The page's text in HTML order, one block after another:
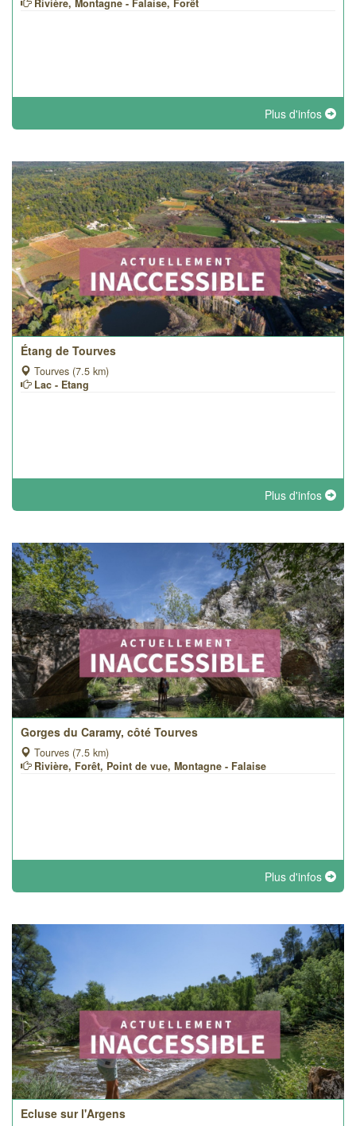
Rivière, Montagne - Falaise, Forêt
Plus d'infos
Étang de Tourves
Tourves (7.5 km)
Lac - Etang
Plus d'infos
Gorges du Caramy, côté Tourves
Tourves (7.5 km)
Rivière, Forêt, Point de vue, Montagne - Falaise
Plus d'infos
Ecluse sur l'Argens